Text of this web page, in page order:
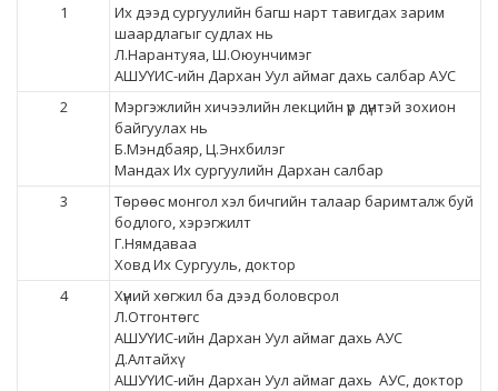
1
Их дээд сургуулийн багш нарт тавигдах зарим
шаардлагыг судлах нь
Л.Нарантуяа, Ш.Оюунчимэг
АШУҮИС-ийн Дархан Уул аймаг дахь салбар АУС
2
Мэргэжлийн хичээлийн лекцийн үр дүнтэй зохион
байгуулах нь
Б.Мэндбаяр, Ц.Энхбилэг
Мандах Их сургуулийн Дархан салбар
3
Төрөөс монгол хэл бичгийн талаар баримталж буй
бодлого, хэрэгжилт
Г.Нямдаваа
Ховд Их Сургууль, доктор
4
Хүний хөгжил ба дээд боловсрол
Л.Отгонтөгс
АШУҮИС-ийн Дархан Уул аймаг дахь АУС
Д.Алтайхү
АШУҮИС-ийн Дархан Уул аймаг дахь АУС, доктор